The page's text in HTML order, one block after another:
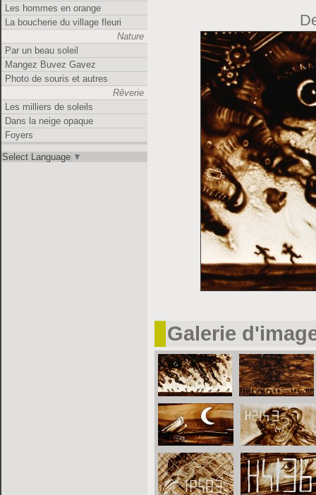
Les hommes en orange
La boucherie du village fleuri
Nature
Par un beau soleil
Mangez Buvez Gavez
Photo de souris et autres
Rêverie
Les milliers de soleils
Dans la neige opaque
Foyers
Select Language ▼
Galerie